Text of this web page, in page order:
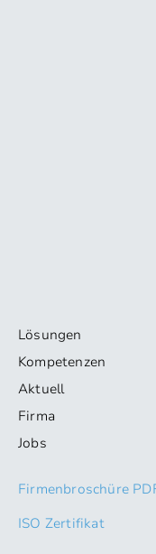
Lösungen
Kompetenzen
Aktuell
Firma
Jobs
Firmenbroschüre
ISO Zertifikat